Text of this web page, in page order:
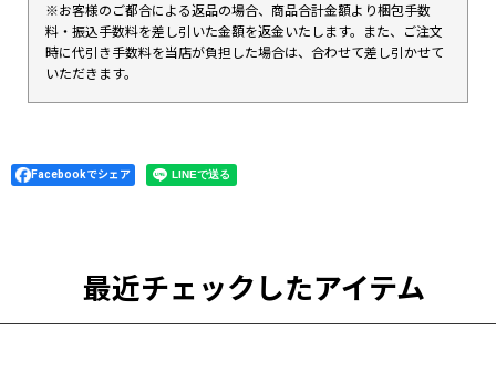
※お客様のご都合による返品の場合、商品合計金額より梱包手数
料・振込手数料を差し引いた金額を返金いたします。また、ご注文
時に代引き手数料を当店が負担した場合は、合わせて差し引かせて
いただきます。
Facebookでシェア
最近チェックしたアイテム